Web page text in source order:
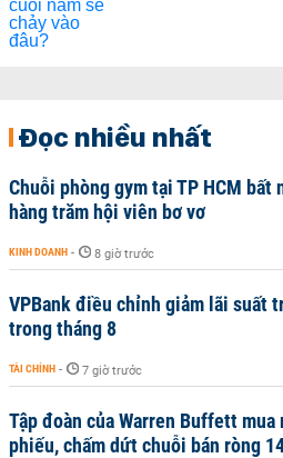
Đọc nhiều nhất
Chuỗi phòng gym tại TP HCM bất
hàng trăm hội viên bơ vơ
KINH DOANH - 8 giờ trước
VPBank điều chỉnh giảm lãi suất
trong tháng 8
TÀI CHÍNH - 7 giờ trước
Tập đoàn của Warren Buffett mua
phiếu, chấm dứt chuỗi bán ròng